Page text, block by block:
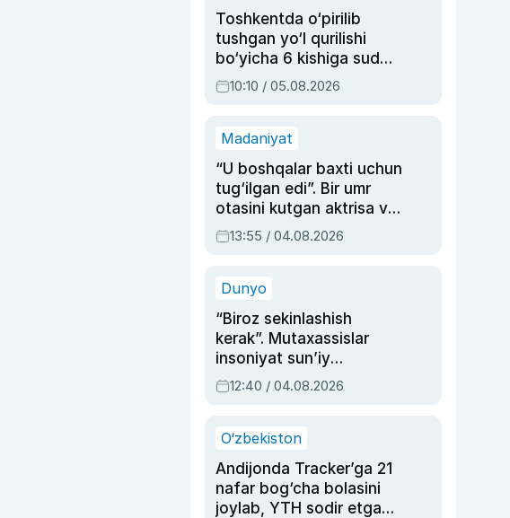
Toshkentda o‘pirilib
tushgan yo‘l qurilishi
bo‘yicha 6 kishiga sud
hukmi o‘qildi
10:10 / 05.08.2026
Madaniyat
“U boshqalar baxti uchun
tug‘ilgan edi”. Bir umr
otasini kutgan aktrisa va
dublyaj ustasi Rimma
Ahmedovaning
13:55 / 04.08.2026
Dunyo
“Biroz sekinlashish
kerak”. Mutaxassislar
insoniyat sun’iy
intellektni boshqara
olmay qolishidan xavotir
12:40 / 04.08.2026
O‘zbekiston
Andijonda Tracker’ga 21
nafar bog‘cha bolasini
joylab, YTH sodir etgan